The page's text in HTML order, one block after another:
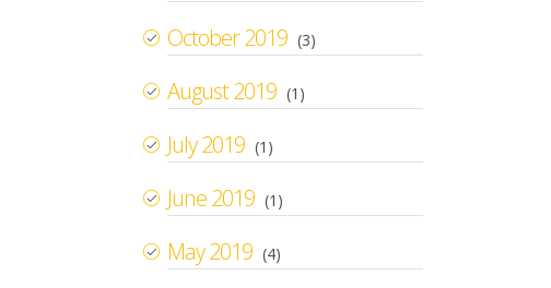
October 2019 (3)
August 2019 (1)
July 2019 (1)
June 2019 (1)
May 2019 (4)